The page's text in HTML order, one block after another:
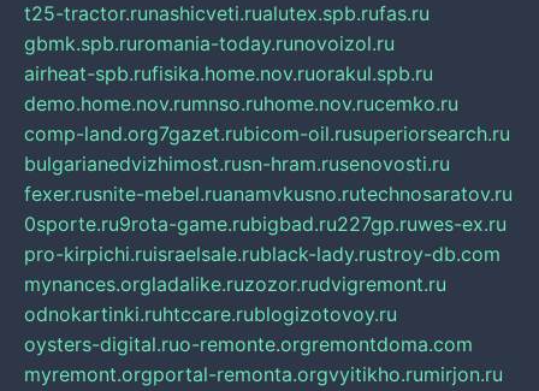
t25-tractor.runashicveti.rualutex.spb.rufas.ru
gbmk.spb.ruromania-today.runovoizol.ru
airheat-spb.rufisika.home.nov.ruorakul.spb.ru
demo.home.nov.rumnso.ruhome.nov.rucemko.ru
comp-land.org7gazet.rubicom-oil.rusuperiorsearch.ru
bulgarianedvizhimost.rusn-hram.rusenovosti.ru
fexer.rusnite-mebel.ruanamvkusno.rutechnosaratov.ru
0sporte.ru9rota-game.rubigbad.ru227gp.ruwes-ex.ru
pro-kirpichi.ruisraelsale.rublack-lady.rustroy-db.com
mynances.orgladalike.ruzozor.rudvigremont.ru
odnokartinki.ruhtccare.rublogizotovoy.ru
oysters-digital.ruo-remonte.orgremontdoma.com
myremont.orgportal-remonta.orgvyitikho.rumirjon.ru